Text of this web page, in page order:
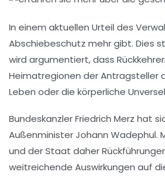
In einem aktuellen Urteil des
Abschiebeschutz mehr gibt. Dies
wird argumentiert, dass
Heimatregionen der Antragsteller
Leben oder die körperliche
Bundeskanzler Friedrich Merz hat
Außenminister Johann Wadephul.
und der Staat daher
weitreichende Auswirkungen auf